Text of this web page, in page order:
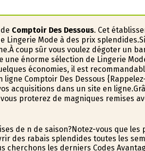
Comptoir Des Dessous. Cet
Lingerie Mode à des prix
coup sûr vous voulez dégoter un
une énorme sélection de Lingerie
économies, il est
Comptoir Des Dessous
acquisitions dans un site en
profiterez de magnifiques remises
de fin de saison?Notez-vous que les
des rabais splendides toutes les
cherchons les derniers Codes